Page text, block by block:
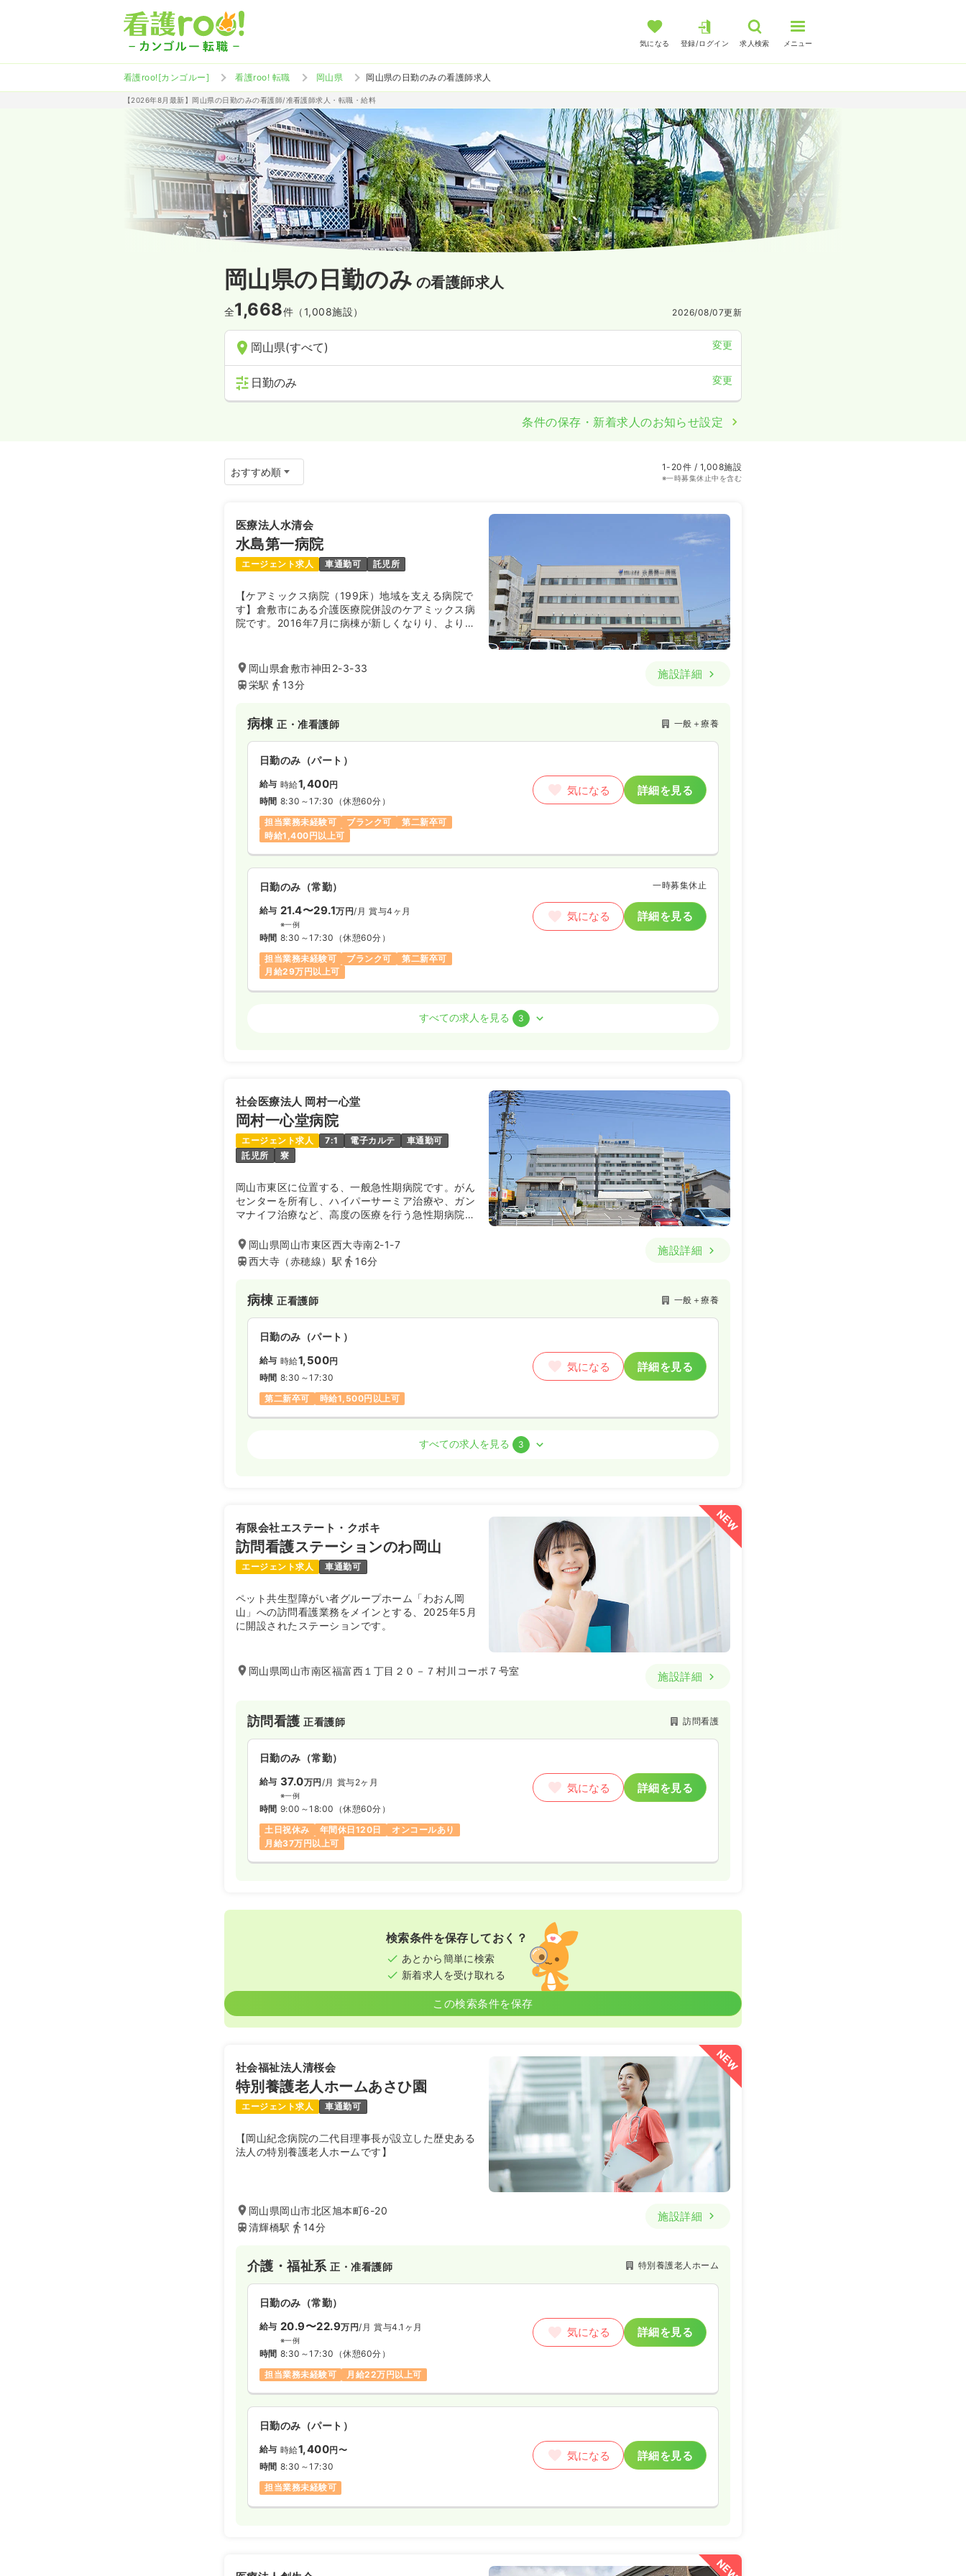
気になる 登録/ログイン 求人検索 メニュー
看護roo![カンゴルー] 看護roo! 転職 岡山県 岡山県の日勤のみの看護師求人
【2026年8月最新】岡山県の日勤のみの看護師/准看護師求人・転職・給料
岡山県の日勤のみ の看護師求人
全1,668件（1,008施設） 2026/08/07更新
岡山県(すべて) 変更
日勤のみ 変更
条件の保存・新着求人のお知らせ設定
1-20件 / 1,008施設
※一時募集休止中を含む
医療法人水清会
水島第一病院
エージェント求人 車通勤可 託児所
【ケアミックス病院（199床）地域を支える病院で
す】倉敷市にある介護医療院併設のケアミックス病
院です。2016年7月に病棟が新しくなりり、より働
院内にステーションのある訪問看護など在宅分野へ
も取り組みを活発に行なっております。患者様との
中長期的な関わりを目指したい方や、ワークライフ
共交通機関での通勤も可能です。
岡山県倉敷市神田2-3-33
栄駅
13分
施設詳細
病棟正・准看護師 一般＋療養
日勤のみ（パート）
給与 時給1,400円
時間 8:30～17:30 （休憩60分）
担当業務未経験可
ブランク可
第二新卒可
時給1,400円以上可
気になる 詳細を見る
日勤のみ（常勤） 一時募集休止
給与 21.4〜29.1万円/月 賞与4ヶ月
※一例
時間 8:30～17:30 （休憩60分）
担当業務未経験可
ブランク可
第二新卒可
月給29万円以上可
気になる 詳細を見る
担当業務未経験可
時給1,400円以上可
訪問看護 一般＋療養
日勤のみ（常勤）
※経験3年の例
時間 8:30～17:30（休憩60分）
検診・健診
日勤のみ（常勤）
23.1万円/月 賞与4ヶ月
※経験4年の例
時間 8:00～17:00
第二新卒可
すべての求人を見る 3
社会医療法人 岡村一心堂
岡村一心堂病院
エージェント求人 7:1 電子カルテ
車通勤可
託児所
寮
岡山市東区に位置する、一般急性期病院です。がん
センターを所有し、ハイパーサーミア治療や、ガン
マナイフ治療など、高度の医療を行う急性期病院で
り、がんセンターとの連携も図っています。
岡山県岡山市東区西大寺南2-1-7
西大寺（赤穂線）駅
16分
施設詳細
病棟正看護師 一般＋療養
日勤のみ（パート）
給与 時給1,500円
時間 8:30～17:30
第二新卒可
時給1,500円以上可
気になる 詳細を見る
第二新卒可
オペ室(手術室)
日勤のみ（常勤）
時間 8:30～17:30（休憩60分）
気になる 詳細を見る
日勤のみ（パート）
給与 時給1,500円〜
8:30～17:30
オンコールあり
第二新卒可
気になる 詳細を見る
すべての求人を見る 3
NEW
有限会社エステート・クボキ
訪問看護ステーションのわ岡山
エージェント求人 車通勤可
ペット共生型障がい者グループホーム「わおん岡
山」への訪問看護業務をメインとする、2025年5月
に開設されたステーションです。
岡山県岡山市南区福富西１丁目２０－７村川コーポ７号室 施設詳細
訪問看護正看護師 訪問看護
日勤のみ（常勤）
給与 37.0万円/月 賞与2ヶ月
※一例
時間 9:00～18:00 （休憩60分）
土日祝休み
年間休日120日
オンコールあり
月給37万円以上可
気になる 詳細を見る
検索条件を保存しておく？
あとから簡単に検索
新着求人を受け取れる
この検索条件を保存
NEW
社会福祉法人清桜会
特別養護老人ホームあさひ園
エージェント求人 車通勤可
【岡山紀念病院の二代目理事長が設立した歴史ある
法人の特別養護老人ホームです】
岡山県岡山市北区旭本町6-20
清輝橋駅
14分
施設詳細
介護・福祉系正・准看護師 特別養護老人ホーム
日勤のみ（常勤）
給与 20.9〜22.9万円/月 賞与4.1ヶ月
※一例
時間 8:30～17:30 （休憩60分）
担当業務未経験可
月給22万円以上可
気になる 詳細を見る
日勤のみ（パート）
給与 時給1,400円〜
時間 8:30～17:30
担当業務未経験可
気になる 詳細を見る
NEW